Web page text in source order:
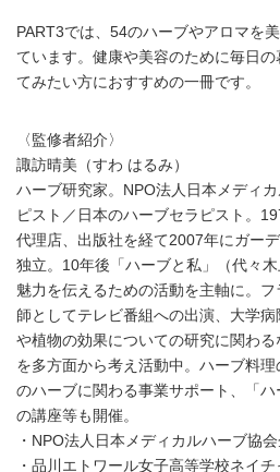
PART3では、54のハーブやアロマを
ています。健康や美容のために毎日
てみたい方におすすめの一冊です。
〈監修者紹介〉
諏訪晴美（すわ はるみ）
ハーブ研究家。NPO法人日本メディ
ピスト／日本のハーブセラピスト。
代理店、出版社を経て2007年にガー
独立。10年後「ハーブと私」（代々
魅力を伝えるための活動を主軸に。
師としてテレビ番組への出演、大学
や植物の効果についての研究に関わる
を多方面から考え活動中。ハーブ料
のハーブに関わる事業サポート、「
の講座等も開催。
・NPO法人日本メディカルハーブ協
・品川エトワール女子高等学校ネイ